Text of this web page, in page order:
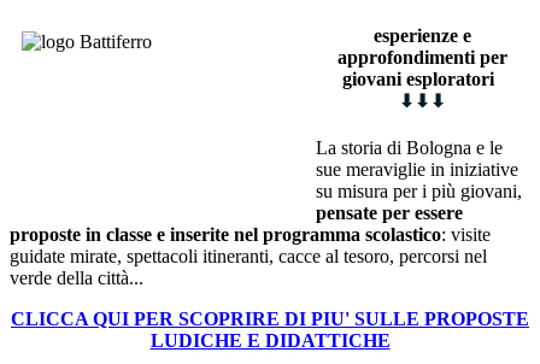
esperienze e
approfondimenti per
giovani esploratori
⬇ ⬇ ⬇
La storia di Bologna e le
sue meraviglie in iniziative
su misura per i più giovani,
pensate per essere
proposte in classe e inserite nel programma scolastico: visite
guidate mirate, spettacoli itineranti, cacce al tesoro, percorsi nel
verde della città...
CLICCA QUI PER SCOPRIRE DI PIU' SULLE PROPOSTE
LUDICHE E DIDATTICHE